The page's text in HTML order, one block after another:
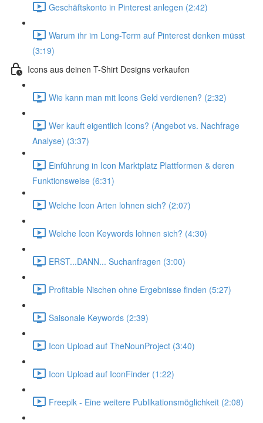
Geschäftskonto in Pinterest anlegen (2:42)
Warum ihr im Long-Term auf Pinterest denken müsst
(3:19)
Icons aus deinen T-Shirt Designs verkaufen
Wie kann man mit Icons Geld verdienen? (2:32)
Wer kauft eigentlich Icons? (Angebot vs. Nachfrage
Analyse) (3:37)
Einführung in Icon Marktplatz Plattformen & deren
Funktionsweise (6:31)
Welche Icon Arten lohnen sich? (2:07)
Welche Icon Keywords lohnen sich? (4:30)
ERST...DANN... Suchanfragen (3:00)
Profitable Nischen ohne Ergebnisse finden (5:27)
Saisonale Keywords (2:39)
Icon Upload auf TheNounProject (3:40)
Icon Upload auf IconFinder (1:22)
Freepik - Eine weitere Publikationsmöglichkeit (2:08)